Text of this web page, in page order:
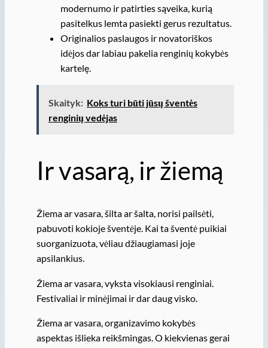
modernumo ir patirties sąveika, kurią
pasitelkus lemta pasiekti gerus rezultatus.
Originalios paslaugos ir novatoriškos
idėjos dar labiau pakelia renginių kokybės
kartelę.
Skaityk: Koks turi būti jūsų šventės
renginių vedėjas
Ir vasarą, ir žiemą
Žiema ar vasara, šilta ar šalta, norisi pailsėti,
pabuvoti kokioje šventėje. Kai ta šventė puikiai
suorganizuota, vėliau džiaugiamasi joje
apsilankius.
Žiema ar vasara, vyksta visokiausi renginiai.
Festivaliai ir minėjimai ir dar daug visko.
Žiema ar vasara, organizavimo kokybės
aspektas išlieka reikšmingas. O kiekvienas gerai